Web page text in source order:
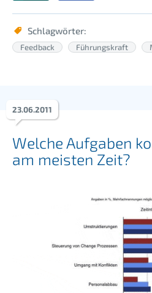
Schlagwörter:
Feedback Führungskraft
Welche Aufgaben
am meisten Zeit?
23.06.2011